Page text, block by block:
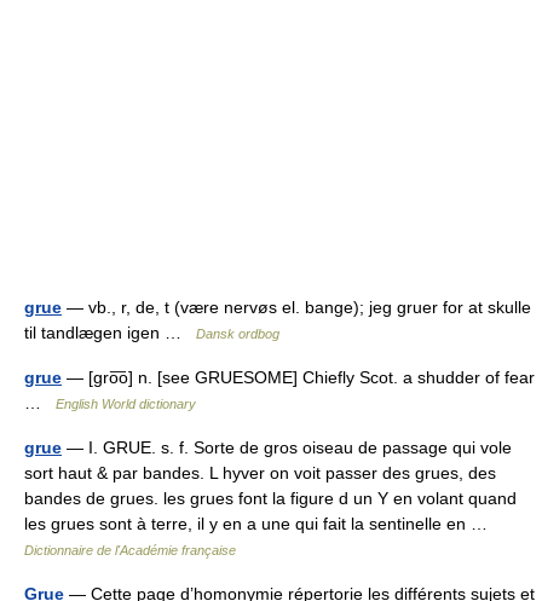
grue — vb., r, de, t (være nervøs el. bange); jeg gruer for at skulle
til tandlægen igen …
Dansk ordbog
grue — [gro͞o] n. [see GRUESOME] Chiefly Scot. a shudder of fear
English World dictionary
grue — I. GRUE. s. f. Sorte de gros oiseau de passage qui vole
sort haut & par bandes. L hyver on voit passer des grues, des
bandes de grues. les grues font la figure d un Y en volant quand
les grues sont à terre, il y en a une qui fait la sentinelle en …
Dictionnaire de l'Académie française
Grue — Cette page d’homonymie répertorie les différents sujets et